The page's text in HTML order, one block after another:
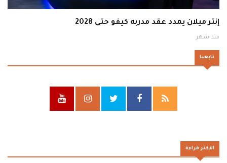
إنتر ميلان يمدد عقد مدربه كيفو حتى 2028
منذ شهر
تابعنا
الاكثر قراءة